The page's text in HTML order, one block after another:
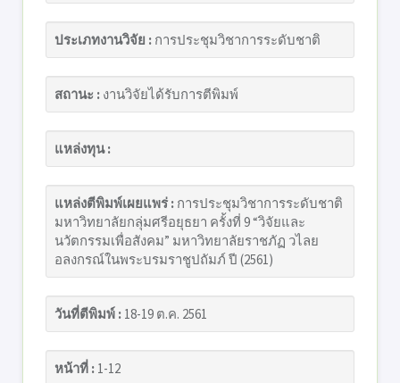
ประเภทงานวิจัย : การประชุมวิชาการระดับชาติ
สถานะ : งานวิจัยได้รับการตีพิมพ์
แหล่งทุน :
แหล่งตีพิมพ์เผยแพร่ : การประชุมวิชาการระดับชาติ
มหาวิทยาลัยกลุ่มศรีอยุธยา ครั้งที่ 9 “วิจัยและ
นวัตกรรมเพื่อสังคม” มหาวิทยาลัยราชภัฏ วไลย
อลงกรณ์ในพระบรมราชูปถัมภ์ ปี (2561)
วันที่ตีพิมพ์ : 18-19 ต.ค. 2561
หน้าที่ : 1-12